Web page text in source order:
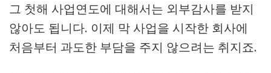
그 첫해 사업연도에 대해서는 외부감사를 받지
않아도 됩니다. 이제 막 사업을 시작한 회사에
처음부터 과도한 부담을 주지 않으려는 취지죠.